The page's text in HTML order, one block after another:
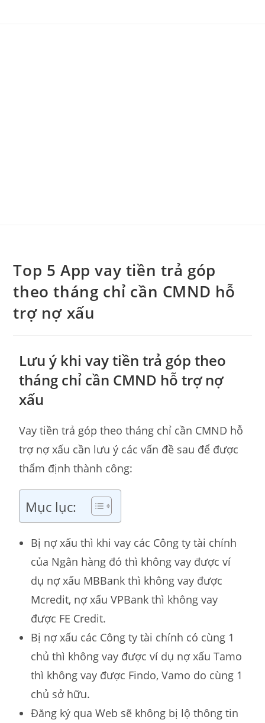
Top 5 App vay tiền trả góp
theo tháng chỉ cần CMND hỗ
trợ nợ xấu
Lưu ý khi vay tiền trả góp theo
tháng chỉ cần CMND hỗ trợ nợ
xấu
Vay tiền trả góp theo tháng chỉ cần CMND hỗ
trợ nợ xấu cần lưu ý các vấn đề sau để được
thẩm định thành công:
Mục lục:
Bị nợ xấu thì khi vay các Công ty tài chính
của Ngân hàng đó thì không vay được ví
dụ nợ xấu MBBank thì không vay được
Mcredit, nợ xấu VPBank thì không vay
được FE Credit.
Bị nợ xấu các Công ty tài chính có cùng 1
chủ thì không vay được ví dụ nợ xấu Tamo
thì không vay được Findo, Vamo do cùng 1
chủ sở hữu.
Đăng ký qua Web sẽ không bị lộ thông tin